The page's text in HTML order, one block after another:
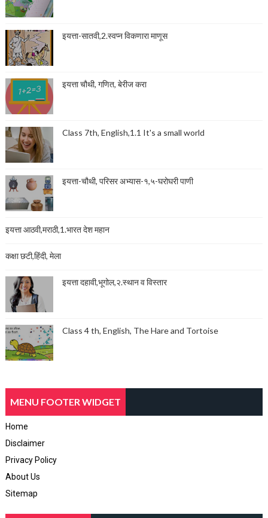
इयत्ता-सातवी,2.स्वप्न विकणारा माणूस
इयत्ता चौथी, गणित, बेरीज करा
Class 7th, English,1.1 It's a small world
इयत्ता-चौथी, परिसर अभ्यास-१,५-घरोघरी पाणी
इयत्ता आठवी,मराठी,1.भारत देश महान
कक्षा छटी,हिंदी, मेला
इयत्ता दहावी,भूगोल,२.स्थान व विस्तार
Class 4 th, English, The Hare and Tortoise
MENU FOOTER WIDGET
Home
Disclaimer
Privacy Policy
About Us
Sitemap